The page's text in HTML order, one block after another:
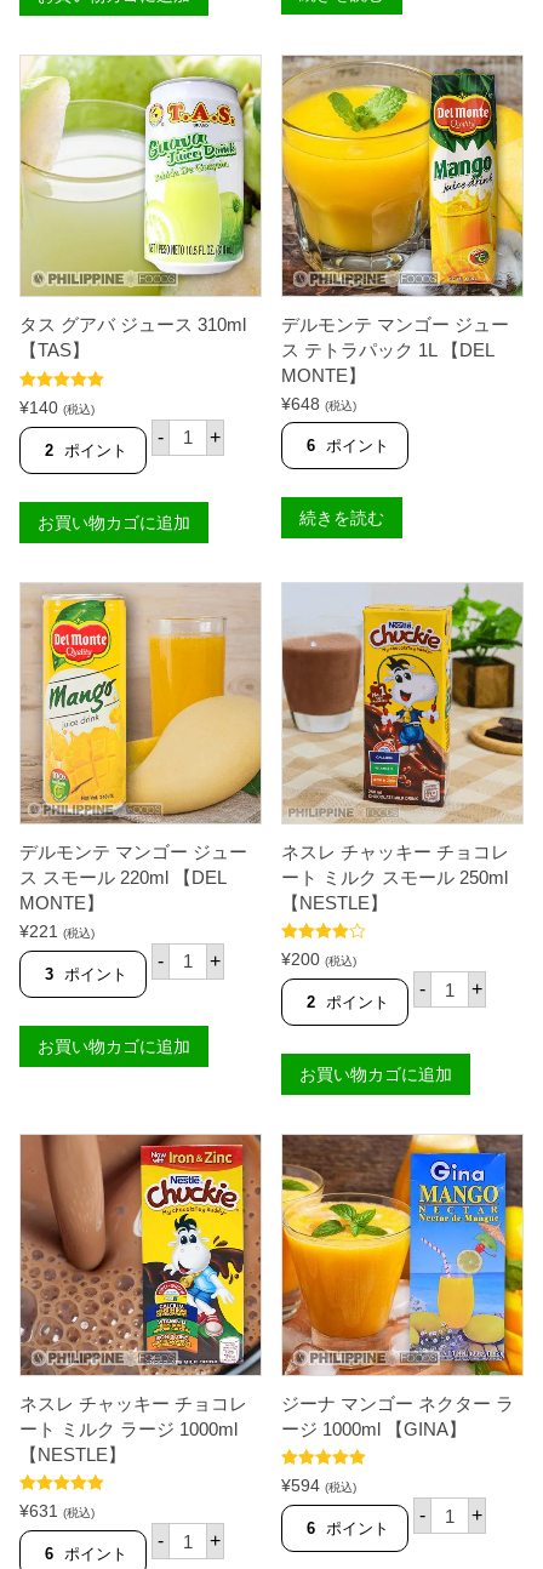
ツ
ル
ク
ュ
ー
ス
3
1
0
m
l
【
T
A
タス グアバ ジュース 310ml
【TAS】
5段階中5.00
の評価
¥140 (税込)
2 ポイント
- タ
ス
バ
ジ
ュ
ス
1
0
l
T
個
+
お買い物カゴに追加
デルモンテ マンゴー ジュー
ス テトラパック 1L 【DEL
MONTE】
¥648 (税込)
6 ポイント
続きを読む
デルモンテ マンゴー ジュー
ス スモール 220ml 【DEL
MONTE】
¥221 (税込)
3 ポイント
- デ
ル
テ
マ
ン
ュ
ー
ス
ス
モ
ー
ル
2
2
0
m
l
【
D
E
L
】
+
お買い物カゴに追加
ネスレ チャッキー チョコレ
ート ミルク スモール 250ml
【NESTLE】
5段階中
4.91 の評価
¥200 (税込)
2 ポイント
- ネ
ス
ャ
ッ
キ
チ
ョ
コ
レ
ー
ト
ミ
ル
ク
ス
モ
ー
ル
5
0
N
+
お買い物カゴに追加
ネスレ チャッキー チョコレ
ート ミルク ラージ 1000ml
【NESTLE】
5段階中5.00
の評価
¥631 (税込)
6 ポイント
-
ネ
ス
+
ジーナ マンゴー ネクター ラ
ージ 1000ml 【GINA】
5段階中5.00
の評価
¥594 (税込)
6 ポイント
-
ジ
ー
+